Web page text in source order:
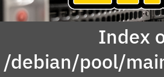
Index
/debian/pool/